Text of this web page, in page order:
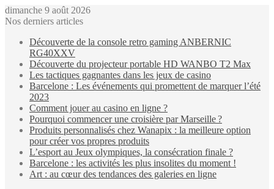
dimanche 9 août 2026
Nos derniers articles
Découverte de la console retro gaming ANBERNIC
RG40XXV
Découverte du projecteur portable HD WANBO T2 Max
Les tactiques gagnantes dans les jeux de casino
Barcelone : Les événements qui promettent de marquer l’été
2023
Comment jouer au casino en ligne ?
Pourquoi commencer une croisière par Marseille ?
Produits personnalisés chez Wanapix : la meilleure option
pour créer vos propres produits
L’esport au Jeux olympiques, la consécration finale ?
Barcelone : les activités les plus insolites du moment !
Art : au cœur des tendances des galeries en ligne